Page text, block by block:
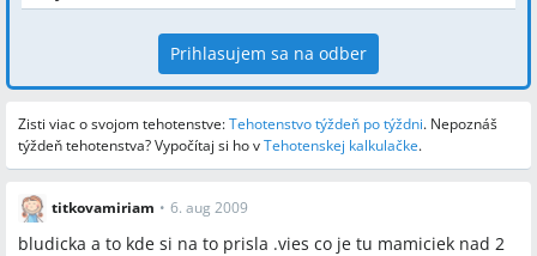
Prihlasujem sa na odber
Zisti viac o svojom tehotenstve:Tehotenstvo týždeň po týždni. Nepoznáš
týždeň tehotenstva? Vypočítaj si ho vTehotenskej kalkulačke.
titkovamiriam • 6. aug 2009
bludicka a to kde si na to prisla .vies co je tu mamiciek nad 2